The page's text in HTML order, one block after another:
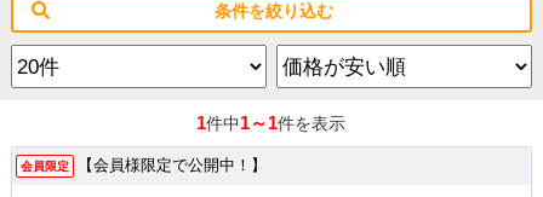
条件を絞り込む
1件中1～1件を表示
会員限定 【会員様限定で公開中！】